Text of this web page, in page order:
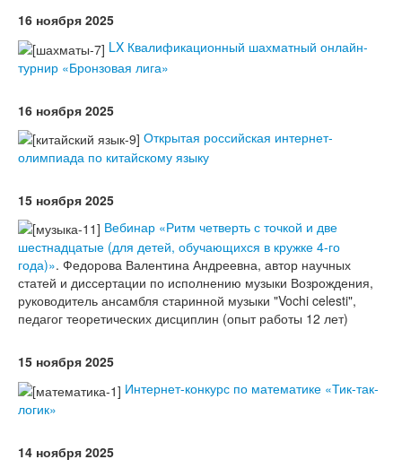
16 ноября 2025
LX Квалификационный шахматный онлайн-
турнир «Бронзовая лига»
16 ноября 2025
Открытая российская интернет-
олимпиада по китайскому языку
15 ноября 2025
Вебинар «Ритм четверть с точкой и две
шестнадцатые (для детей, обучающихся в кружке 4-го
года)». Федорова Валентина Андреевна, автор научных
статей и диссертации по исполнению музыки Возрождения,
руководитель ансамбля старинной музыки "Vochi celesti",
педагог теоретических дисциплин (опыт работы 12 лет)
15 ноября 2025
Интернет-конкурс по математике «Тик-так-
логик»
14 ноября 2025